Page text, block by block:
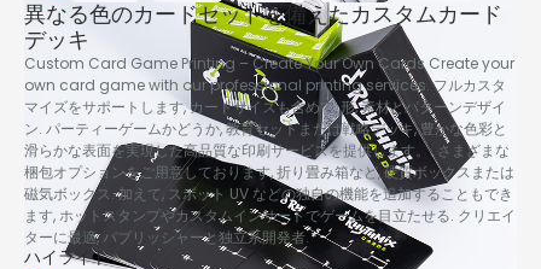
異なる色のカードセットを備えたカスタムカード
デッキ
Custom Card Game Printing – Create Your Own Cards Create your
own card game with our professional printing services. フルカスタ
マイズをサポートします, カードサイズも含めて, 形, 素材とパターンデザイ
ン. パーティーゲームかどうか, 教育セットまたは戦略デッキ, 豊かな色彩と
滑らかな表面を実現した高品質な印刷サービスを提供します。. さまざまな
梱包オプションをご用意しております, 折り畳み箱など, 硬質ボックスまたは
磁気ボックス. 加えて, スポット UV などの独自の機能を追加することもでき
ます, ホットスタンプやカスタムインサートでゲームを目立たせる. クリエイ
ターに最適, パブリッシャーと独立系開発者.
ハイライト